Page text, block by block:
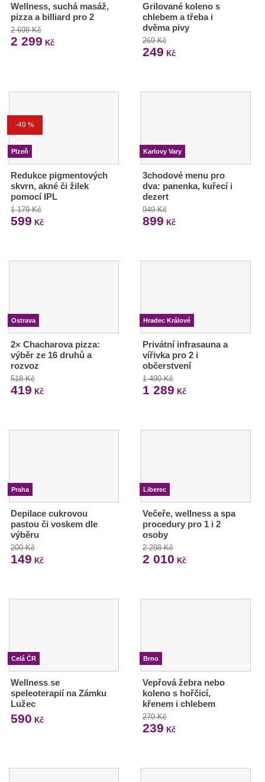
Wellness, suchá masáž,
pizza a billiard pro 2
2 698 Kč
2 299 Kč
Grilované koleno s
chlebem a třeba i
dvěma pivy
269 Kč
249 Kč
-49 %
Plzeň
Redukce pigmentových
skvrn, akné či žilek
pomocí IPL
1 179 Kč
599 Kč
Karlovy Vary
3chodové menu pro
dva: panenka, kuřecí i
dezert
949 Kč
899 Kč
Ostrava
2× Chacharova pizza:
výběr ze 16 druhů a
rozvoz
518 Kč
419 Kč
Hradec Králové
Privátní infrasauna a
vířivka pro 2 i
občerstvení
1 490 Kč
1 289 Kč
Praha
Depilace cukrovou
pastou či voskem dle
výběru
200 Kč
149 Kč
Liberec
Večeře, wellness a spa
procedury pro 1 i 2
osoby
2 298 Kč
2 010 Kč
Celá ČR
Wellness se
speleoterapií na Zámku
Lužec
590 Kč
Brno
Vepřová žebra nebo
koleno s hořčicí,
křenem i chlebem
270 Kč
239 Kč